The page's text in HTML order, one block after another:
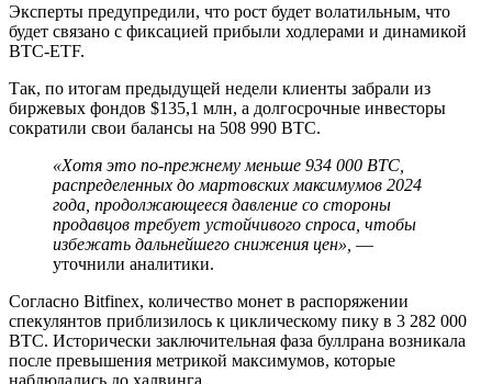
Эксперты предупредили, что рост будет волатильным, что
будет связано с фиксацией прибыли ходлерами и динамикой
BTC-ETF.
Так, по итогам предыдущей недели клиенты забрали из
биржевых фондов $135,1 млн, а долгосрочные инвесторы
сократили свои балансы на 508 990 BTC.
«Хотя это по-прежнему меньше 934 000 BTC,
распределенных до мартовских максимумов 2024
года, продолжающееся давление со стороны
продавцов требует устойчивого спроса, чтобы
избежать дальнейшего снижения цен», —
уточнили аналитики.
Согласно Bitfinex, количество монет в распоряжении
спекулянтов приблизилось к циклическому пику в 3 282 000
BTC. Исторически заключительная фаза буллрана возникала
после превышения метрикой максимумов, которые
наблюдались до халвинга.